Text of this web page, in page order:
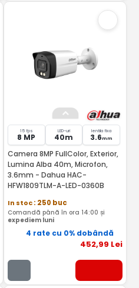
15 fps
8 MP
LED-uri
40m
lentila fixa
3.6mm
Camera 8MP FullColor, Exterior,
Lumina Alba 40m, Microfon,
3.6mm - Dahua HAC-
HFW1809TLM-A-LED-0360B
In stoc: 250 buc
Comandă până în ora 14:00 și
expediem luni
4 rate cu 0% dobândă
452,99 Lei